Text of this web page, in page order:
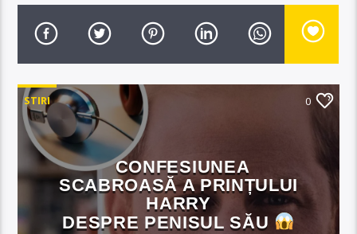
STIRI 0
CONFESIUNEA
SCABROASĂ A PRINȚULUI
HARRY
DESPRE PENISUL SĂU